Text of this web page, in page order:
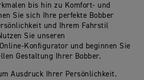
bis hin zu Komfort- und
Sie sich Ihre perfekte Bobber
und Ihrem Fahrstil
Sie unseren
Konfigurator und beginnen Sie
Gestaltung Ihrer Bobber.
Ausdruck Ihrer Persönlichkeit.